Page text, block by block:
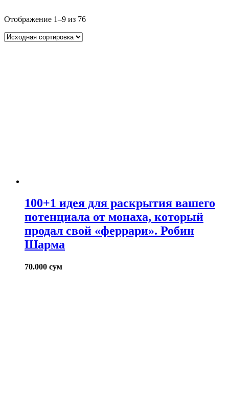
Отображение 1–9 из 76
100+1 идея для раскрытия вашего
потенциала от монаха, который
продал свой «феррари». Робин
Шарма
70.000 сум